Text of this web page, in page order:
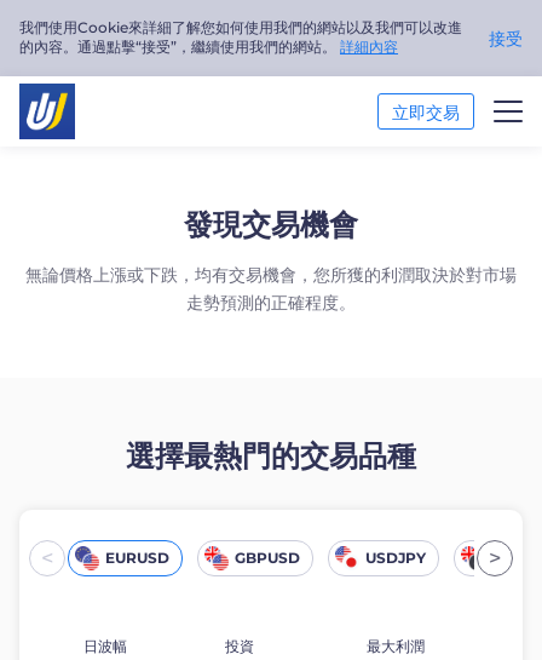
我們使用Cookie來詳細了解您如何使用我們的網站以及我們可以改進
的內容。通過點擊“接受”，繼續使用我們的網站。 詳細內容 接受
立即交易
Trader
發現交易機會
無論價格上漲或下跌，均有交易機會，您所獲的利潤取決於對市場
走勢預測的正確程度。
選擇最熱門的交易品種
< EURUSD GBPUSD USDJPY UKOil
>
日波幅 投資
最大利潤